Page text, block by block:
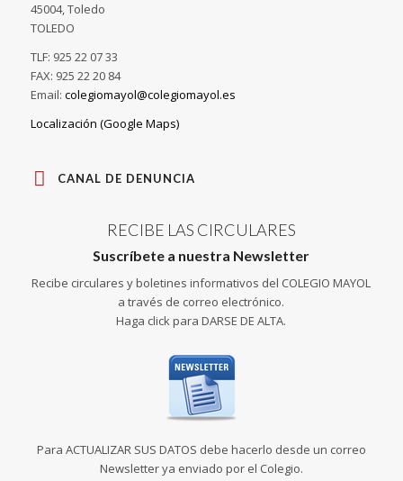
45004, Toledo
TOLEDO
TLF: 925 22 07 33
FAX: 925 22 20 84
Email: colegiomayol@colegiomayol.es
Localización (Google Maps)
CANAL DE DENUNCIA
RECIBE LAS CIRCULARES
Suscríbete a nuestra Newsletter
Recibe circulares y boletines informativos del COLEGIO MAYOL
a través de correo electrónico.
Haga click para DARSE DE ALTA.
Para ACTUALIZAR SUS DATOS debe hacerlo desde un correo
Newsletter ya enviado por el Colegio.